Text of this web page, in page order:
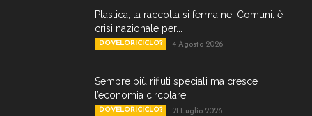
Plastica, la raccolta si ferma nei Comuni: è
crisi nazionale per...
DOVELORICICLO? 4 Agosto 2026
Sempre più rifiuti speciali ma cresce
l’economia circolare
DOVELORICICLO? 21 Luglio 2026